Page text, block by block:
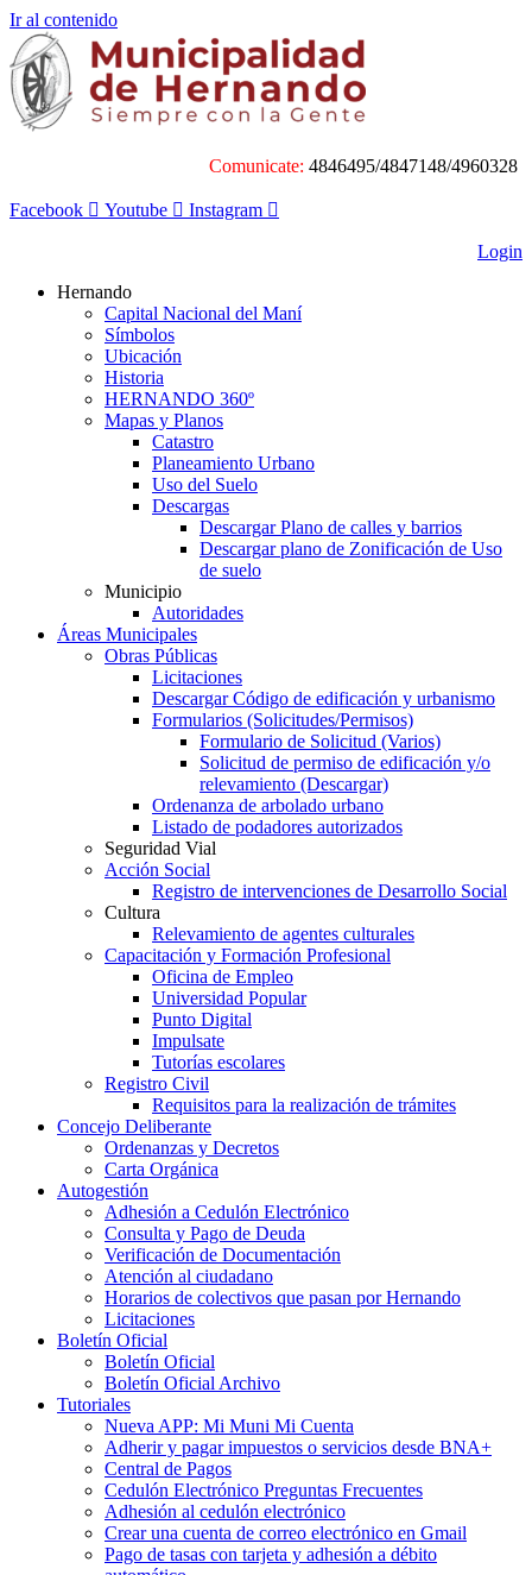
Ir al contenido
Comunicate: 4846495/4847148/4960328
Facebook Youtube Instagram
Login
Hernando
Capital Nacional del Maní
Símbolos
Ubicación
Historia
HERNANDO 360º
Mapas y Planos
Catastro
Planeamiento Urbano
Uso del Suelo
Descargas
Descargar Plano de calles y barrios
Descargar plano de Zonificación de Uso
de suelo
Municipio
Autoridades
Áreas Municipales
Obras Públicas
Licitaciones
Descargar Código de edificación y urbanismo
Formularios (Solicitudes/Permisos)
Formulario de Solicitud (Varios)
Solicitud de permiso de edificación y/o
relevamiento (Descargar)
Ordenanza de arbolado urbano
Listado de podadores autorizados
Seguridad Vial
Acción Social
Registro de intervenciones de Desarrollo Social
Cultura
Relevamiento de agentes culturales
Capacitación y Formación Profesional
Oficina de Empleo
Universidad Popular
Punto Digital
Impulsate
Tutorías escolares
Registro Civil
Requisitos para la realización de trámites
Concejo Deliberante
Ordenanzas y Decretos
Carta Orgánica
Autogestión
Adhesión a Cedulón Electrónico
Consulta y Pago de Deuda
Verificación de Documentación
Atención al ciudadano
Horarios de colectivos que pasan por Hernando
Licitaciones
Boletín Oficial
Boletín Oficial
Boletín Oficial Archivo
Tutoriales
Nueva APP: Mi Muni Mi Cuenta
Adherir y pagar impuestos o servicios desde BNA+
Central de Pagos
Cedulón Electrónico Preguntas Frecuentes
Adhesión al cedulón electrónico
Crear una cuenta de correo electrónico en Gmail
Pago de tasas con tarjeta y adhesión a débito